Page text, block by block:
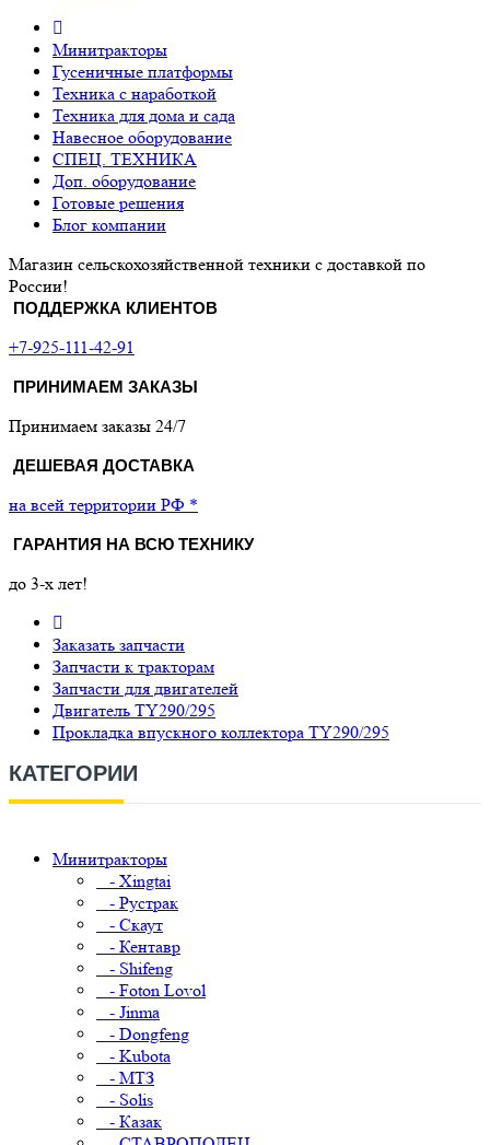
Минитракторы
Гусеничные платформы
Техника с наработкой
Техника для дома и сада
Навесное оборудование
СПЕЦ. ТЕХНИКА
Доп. оборудование
Готовые решения
Блог компании
Магазин сельскохозяйственной техники с доставкой по
России!
ПОДДЕРЖКА КЛИЕНТОВ
+7-925-111-42-91
ПРИНИМАЕМ ЗАКАЗЫ
Принимаем заказы 24/7
ДЕШЕВАЯ ДОСТАВКА
на всей территории РФ *
ГАРАНТИЯ НА ВСЮ ТЕХНИКУ
до 3-х лет!
Заказать запчасти
Запчасти к тракторам
Запчасти для двигателей
Двигатель TY290/295
Прокладка впускного коллектора TY290/295
КАТЕГОРИИ
Минитракторы
- Xingtai
- Рустрак
- Скаут
- Кентавр
- Shifeng
- Foton Lovol
- Jinma
- Dongfeng
- Kubota
- МТЗ
- Solis
- Казак